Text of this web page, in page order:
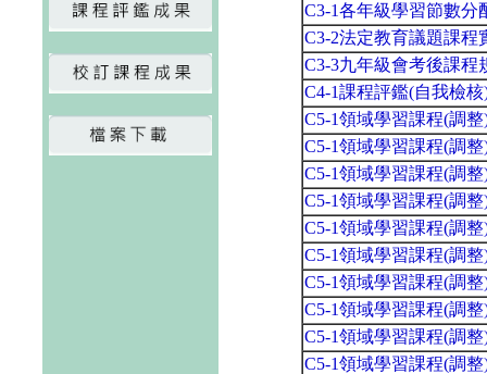
C3-1各年級學習節數分
C3-2法定教育議題課程
C3-3九年級會考後課程
C4-1課程評鑑(自我檢
C5-1領域學習課程(調
C5-1領域學習課程(調
C5-1領域學習課程(調
C5-1領域學習課程(調
C5-1領域學習課程(調
C5-1領域學習課程(調
C5-1領域學習課程(調
C5-1領域學習課程(調
C5-1領域學習課程(調
C5-1領域學習課程(調